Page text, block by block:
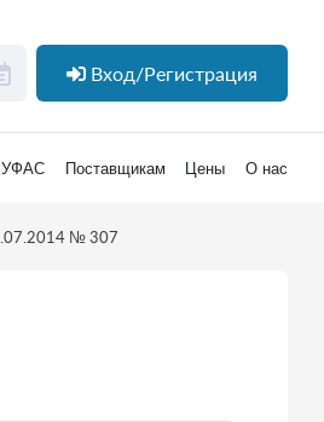
Вход/Регистрация
УФАС Поставщикам Цены О нас
№ 307